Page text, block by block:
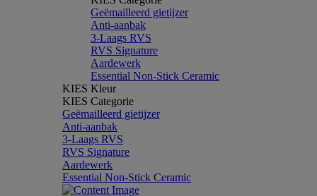
Geëmailleerd gietijzer
Anti-aanbak
3-Laags RVS
RVS Signature
Aardewerk
Essential Non-Stick Ceramic
KIES Kleur
KIES Categorie
Geëmailleerd gietijzer
Anti-aanbak
3-Laags RVS
RVS Signature
Aardewerk
Essential Non-Stick Ceramic